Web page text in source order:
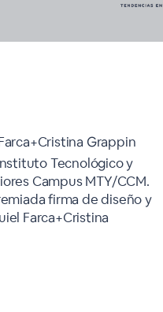
Grappin
Tecnológico y
Campus MTY/CCM.
firma de diseño y
Farca+Cristina